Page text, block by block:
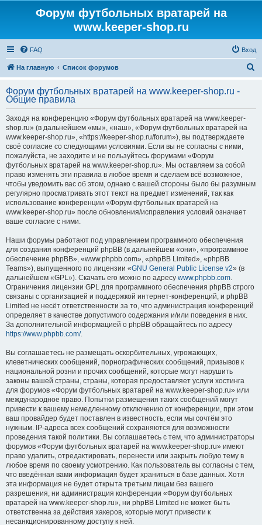
Форум футбольных вратарей на
www.keeper-shop.ru
FAQ Вход
На главную Список форумов
с
Форум футбольных вратарей на www.keeper-shop.ru -
Общие правила
Заходя на конференцию «Форум футбольных вратарей на www.keeper-
shop.ru» (в дальнейшем «мы», «наш», «Форум футбольных вратарей на
www.keeper-shop.ru», «https://keeper-shop.ru/forum»), вы подтверждаете
своё согласие со следующими условиями. Если вы не согласны с ними,
пожалуйста, не заходите и не пользуйтесь форумами «Форум
футбольных вратарей на www.keeper-shop.ru». Мы оставляем за собой
право изменять эти правила в любое время и сделаем всё возможное,
чтобы уведомить вас об этом, однако с вашей стороны было бы разумным
регулярно просматривать этот текст на предмет изменений, так как
использование конференции «Форум футбольных вратарей на
www.keeper-shop.ru» после обновления/исправления условий означает
ваше согласие с ними.
Наши форумы работают под управлением программного обеспечения
для создания конференций phpBB (в дальнейшем «они», «программное
обеспечение phpBB», «www.phpbb.com», «phpBB Limited», «phpBB
Teams»), выпущенного по лицензии «GNU General Public License v2» (в
дальнейшем «GPL»). Скачать его можно по адресу www.phpbb.com.
Ограничения лицензии GPL для программного обеспечения phpBB строго
связаны с организацией и поддержкой интернет-конференций, и phpBB
Limited не несёт ответственности за то, что администрация конференций
определяет в качестве допустимого содержания и/или поведения в них.
За дополнительной информацией о phpBB обращайтесь по адресу
https://www.phpbb.com/.
Вы соглашаетесь не размещать оскорбительных, угрожающих,
клеветнических сообщений, порнографических сообщений, призывов к
национальной розни и прочих сообщений, которые могут нарушить
законы вашей страны, страны, которая предоставляет услуги хостинга
для форумов «Форум футбольных вратарей на www.keeper-shop.ru» или
международное право. Попытки размещения таких сообщений могут
привести к вашему немедленному отключению от конференции, при этом
ваш провайдер будет поставлен в известность, если мы сочтём это
нужным. IP-адреса всех сообщений сохраняются для возможности
проведения такой политики. Вы соглашаетесь с тем, что администраторы
форумов «Форум футбольных вратарей на www.keeper-shop.ru» имеют
право удалить, отредактировать, перенести или закрыть любую тему в
любое время по своему усмотрению. Как пользователь вы согласны с тем,
что введённая вами информация будет храниться в базе данных. Хотя
эта информация не будет открыта третьим лицам без вашего
разрешения, ни администрация конференции «Форум футбольных
вратарей на www.keeper-shop.ru», ни phpBB Limited не может быть
ответственна за действия хакеров, которые могут привести к
несанкционированному доступу к ней.